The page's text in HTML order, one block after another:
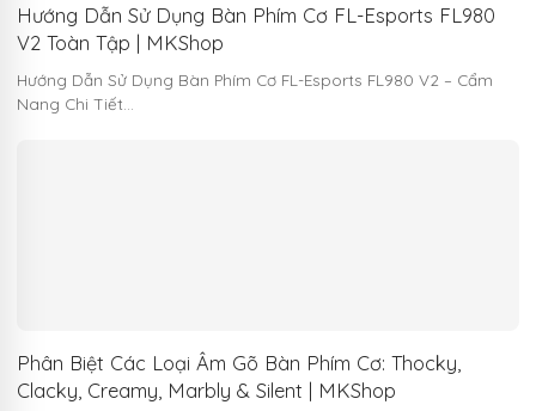
Hướng Dẫn Sử Dụng Bàn Phím Cơ FL-Esports FL980
V2 Toàn Tập | MKShop
Hướng Dẫn Sử Dụng Bàn Phím Cơ FL-Esports FL980 V2 – Cẩm
Nang Chi Tiết…
Phân Biệt Các Loại Âm Gõ Bàn Phím Cơ: Thocky,
Clacky, Creamy, Marbly & Silent | MKShop